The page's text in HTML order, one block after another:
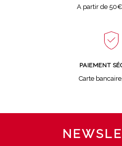
A partir de
PAIEMENT
Carte